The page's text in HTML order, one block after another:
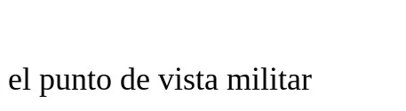
el punto de vista militar